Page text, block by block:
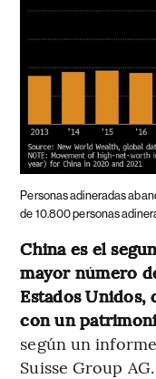
Personas adineradas
de 10.800 personas
China es el
mayor número
Estados Unidos,
con un
según un
Suisse Group AG.